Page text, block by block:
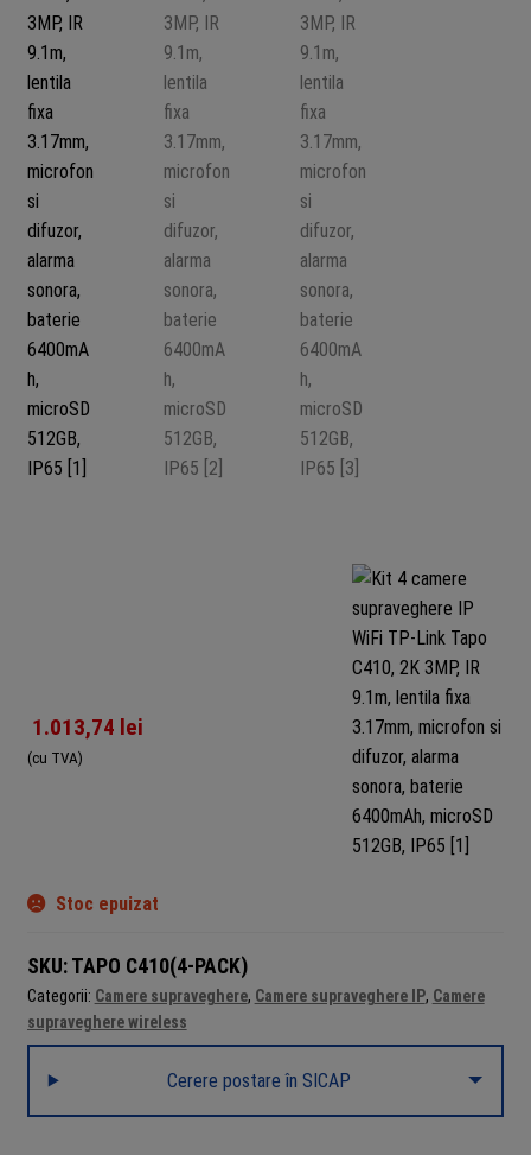
1.013,74 lei
(cu TVA)
Stoc epuizat
SKU: TAPO C410(4-PACK)
Categorii: Camere supraveghere, Camere supraveghere IP, Camere
supraveghere wireless
Cerere postare în SICAP